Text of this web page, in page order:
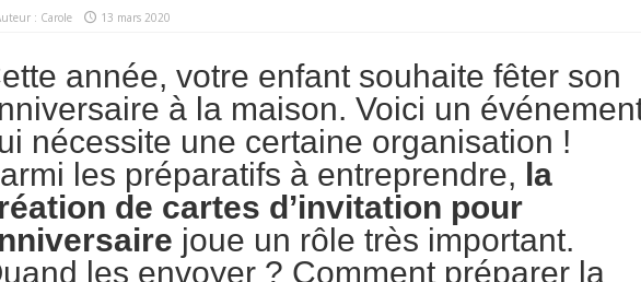
: Carole 13 mars 2020
année, votre enfant souhaite fêter son
à la maison. Voici un
nécessite une certaine organisation !
les préparatifs à entreprendre, la
de cartes d’invitation pour
joue un rôle très important.
les envoyer ? Comment préparer la